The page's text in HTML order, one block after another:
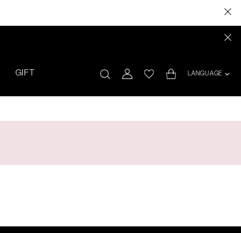
GIFT LANGUAGE